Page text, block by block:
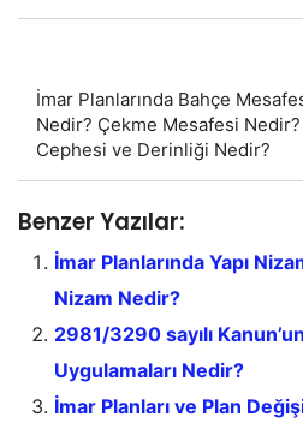
İmar Planlarında Bahçe
Nedir? Çekme Mesafesi
Cephesi ve Derinliği Nedir?
Benzer Yazılar:
İmar Planlarında Yapı
Nizam Nedir?
2981/3290 sayılı
Uygulamaları Nedir?
İmar Planları ve Plan